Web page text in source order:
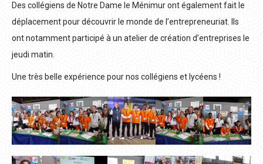
Des collégiens de Notre Dame le Ménimur ont également fait le
déplacement pour découvrir le monde de l’entrepreneuriat. Ils
ont notamment participé à un atelier de création d’entreprises le
jeudi matin.
Une très belle expérience pour nos collégiens et lycéens !